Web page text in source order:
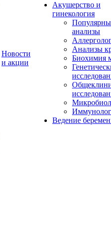
Новости
и акции
Акушерство и
гинекология
анализы
Анализы
Биохимия
Ведение